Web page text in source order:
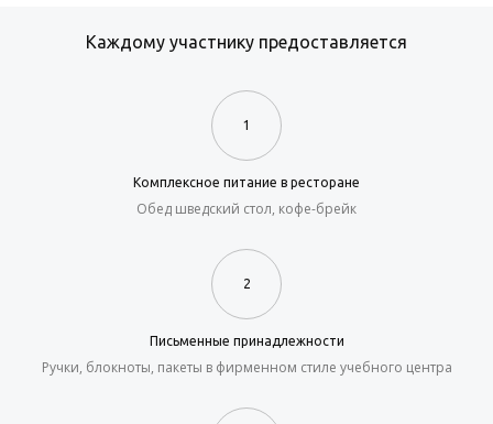
Каждому участнику предоставляется
1
Комплексное питание в ресторане
Обед шведский стол, кофе-брейк
2
Письменные принадлежности
Ручки, блокноты, пакеты в фирменном стиле учебного центра